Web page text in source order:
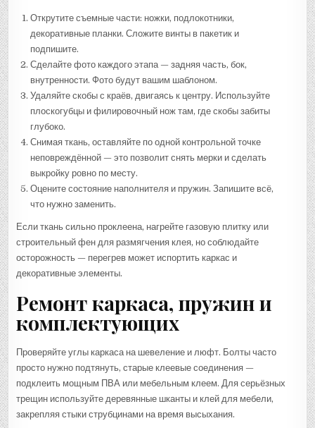
Открутите съемные части: ножки, подлокотники,
декоративные планки. Сложите винты в пакетик и
подпишите.
Сделайте фото каждого этапа — задняя часть, бок,
внутренности. Фото будут вашим шаблоном.
Удаляйте скобы с краёв, двигаясь к центру. Используйте
плоскогубцы и филировочный нож там, где скобы забиты
глубоко.
Снимая ткань, оставляйте по одной контрольной точке
неповреждённой — это позволит снять мерки и сделать
выкройку ровно по месту.
Оцените состояние наполнителя и пружин. Запишите всё,
что нужно заменить.
Если ткань сильно проклеена, нагрейте газовую плитку или
строительный фен для размягчения клея, но соблюдайте
осторожность — перегрев может испортить каркас и
декоративные элементы.
Ремонт каркаса, пружин и
комплектующих
Проверяйте углы каркаса на шевеление и люфт. Болты часто
просто нужно подтянуть, старые клеевые соединения —
подклеить мощным ПВА или мебельным клеем. Для серьёзных
трещин используйте деревянные шканты и клей для мебели,
закрепляя стыки струбцинами на время высыхания.